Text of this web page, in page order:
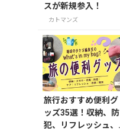
スが新規参入！
カトマンズ
旅行おすすめ便利グ
ッズ35選！収納、防
犯、リフレッシュ、